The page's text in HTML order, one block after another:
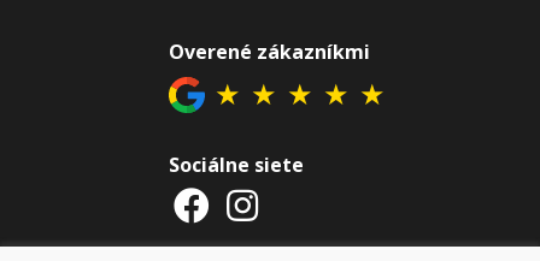
Overené zákazníkmi
★ ★ ★ ★ ★
Sociálne siete